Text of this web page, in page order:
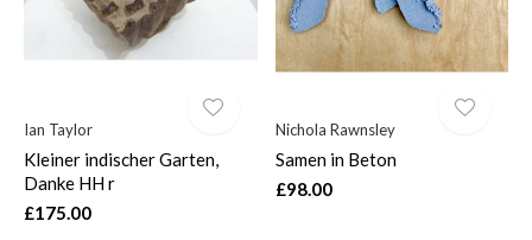
Ian Taylor
Kleiner indischer Garten,
Danke HH r
£175.00
Nichola Rawnsley
Samen in Beton
£98.00